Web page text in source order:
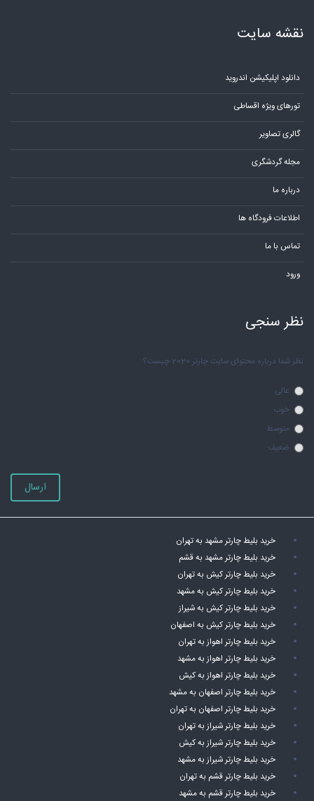
نقشه سایت
دانلود اپلیکیشن اندروید
تورهای ویژه اقساطی
گالری تصاویر
مجله گردشگری
درباره ما
اطلاعات فرودگاه ها
تماس با ما
ورود
نظر سنجی
نظر شما درباره محتوای سایت چارتر 2020 چیست؟
عالی
خوب
متوسط
ضعیف
ارسال
خرید بلیط چارتر مشهد به تهران
خرید بلیط چارتر مشهد به قشم
خرید بلیط چارتر کیش به تهران
خرید بلیط چارتر کیش به مشهد
خرید بلیط چارتر کیش به شیراز
خرید بلیط چارتر کیش به اصفهان
خرید بلیط چارتر اهواز به تهران
خرید بلیط چارتر اهواز به مشهد
خرید بلیط چارتر اهواز به کیش
خرید بلیط چارتر اصفهان به مشهد
خرید بلیط چارتر اصفهان به تهران
خرید بلیط چارتر شیراز به تهران
خرید بلیط چارتر شیراز به کیش
خرید بلیط چارتر شیراز به مشهد
خرید بلیط چارتر قشم به تهران
خرید بلیط چارتر قشم به مشهد